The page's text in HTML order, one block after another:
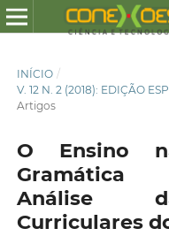
INÍCIO /
V. 12 N. 2 (2018): EDIÇÃO
Artigos
O Ensino
Gramática
Análise
Curriculares